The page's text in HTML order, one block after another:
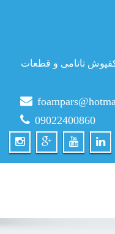
تاتامی و قطعات
09022400860